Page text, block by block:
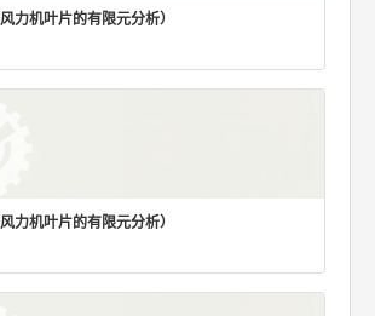
力机叶片的有限元分析）
力机叶片的有限元分析）